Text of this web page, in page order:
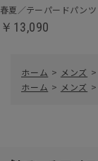
春夏／テーパードパンツ
￥13,090
ホーム > メンズ >
ホーム > メンズ >